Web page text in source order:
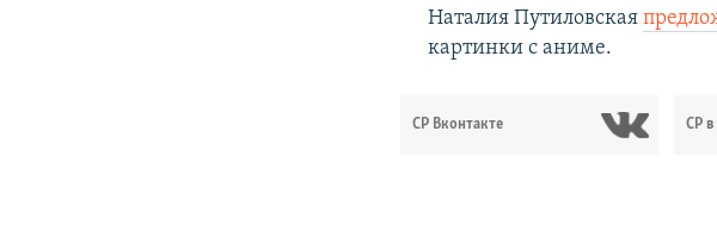
Наталия Путиловская
картинки с аниме.
СР Вконтакте СР в